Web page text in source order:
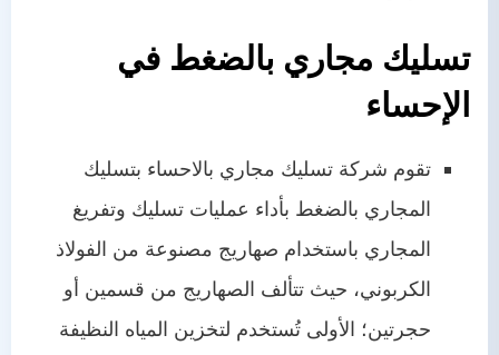
تسليك مجاري بالضغط في
الإحساء
تقوم شركة تسليك مجاري بالاحساء بتسليك
المجاري بالضغط بأداء عمليات تسليك وتفريغ
المجاري باستخدام صهاريج مصنوعة من الفولاذ
الكربوني، حيث تتألف الصهاريج من قسمين أو
حجرتين؛ الأولى تُستخدم لتخزين المياه النظيفة